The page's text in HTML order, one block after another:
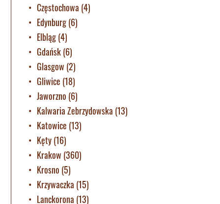
Częstochowa (4)
Edynburg(6)
Elbląg(4)
Gdańsk(6)
Glasgow (2)
Gliwice (18)
Jaworzno (6)
Kalwaria Zebrzydowska (13)
Katowice (13)
Kęty(16)
Krakow (360)
Krosno (5)
Krzywaczka (15)
Lanckorona (13)